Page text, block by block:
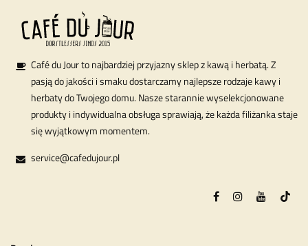
Café du Jour to najbardziej przyjazny sklep z kawą i herbatą. Z
pasją do jakości i smaku dostarczamy najlepsze rodzaje kawy i
herbaty do Twojego domu. Nasze starannie wyselekcjonowane
produkty i indywidualna obsługa sprawiają, że każda filiżanka staje
się wyjątkowym momentem.
service@cafedujour.pl